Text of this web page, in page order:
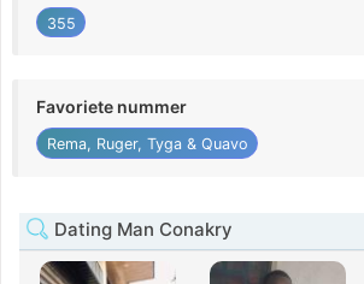
355
Favoriete nummer
Rema, Ruger, Tyga & Quavo
Dating Man Conakry